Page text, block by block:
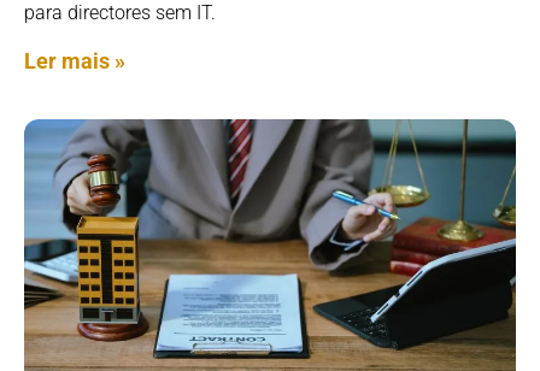
para directores sem IT.
Ler mais »